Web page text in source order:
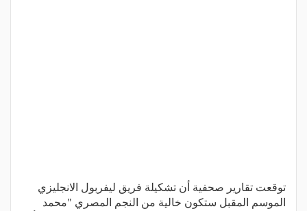
توقعت تقارير صحفية أن تشكيلة فريق ليفربول الانجليزي
الموسم المقبل ستكون خالية من النجم المصري "محمد